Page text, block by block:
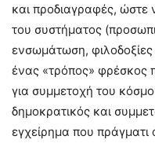
και προδιαγραφές, ώστε
του συστήματος
ενσωμάτωση, φιλοδοξίες
ένας «τρόπος» φρέσκος
για συμμετοχή του
δημοκρατικός και
εγχείρημα που πράγματι